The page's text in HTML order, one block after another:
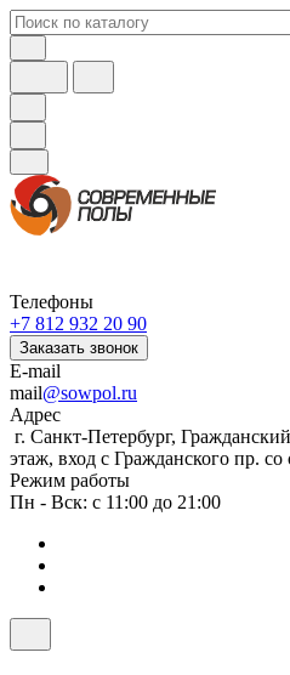
Телефоны
+7 812 932 20 90
Заказать звонок
E-mail
mail@sowpol.ru
Адрес
г. Санкт-Петербург,
этаж, вход с Гражданского пр.
Режим работы
Пн - Вск: с 11:00 до 21:00